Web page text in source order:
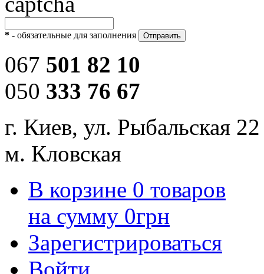
* - обязательные для заполнения
067 501 82 10
050 333 76 67
г. Киев, ул. Рыбальская 22
м. Кловская
В корзине 0 товаров
на сумму 0грн
Зарегистрироваться